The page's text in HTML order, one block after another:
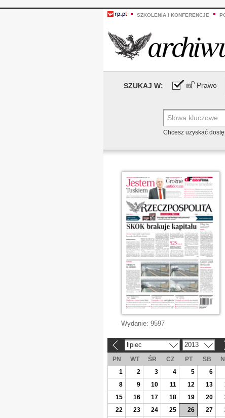
SZKOLENIA I KONFERENCJE
SZUKAJ W: Prawo
Chcesz uzyskać
Wydanie: 9597
lipiec 2013
PN WT ŚR CZ PT SB
1
2 3 4 5 6
8
9 10 11 12 13
15
16 17 18 19 20
22
23 24 25 26 27